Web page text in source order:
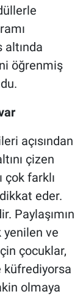
öğrenmiş
açısından
çizen
çok farklı
eder.
Paylaşımın
yenilen ve
çocuklar,
küfrediyorsa
olmaya